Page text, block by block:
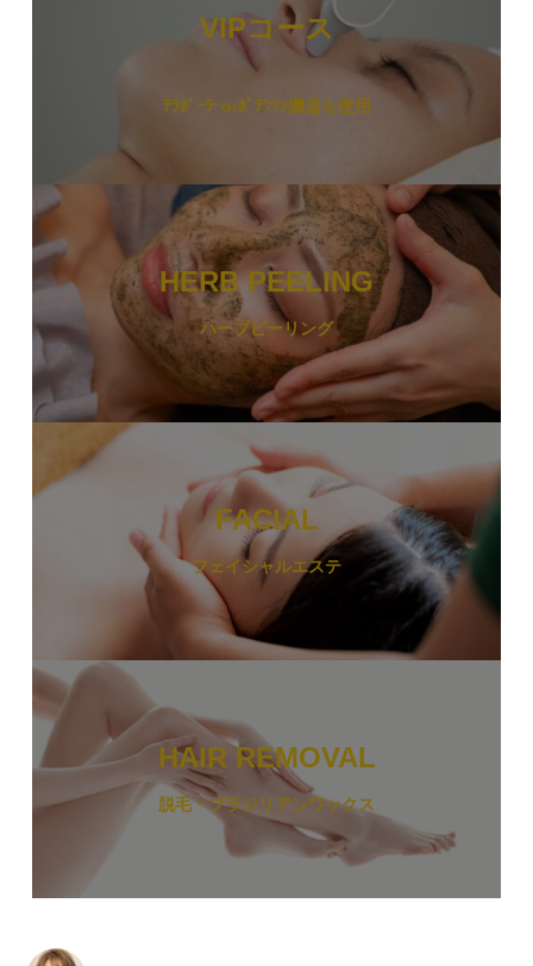
VIPコース
ﾃﾗﾎﾞｰﾗｰorﾎﾟﾃﾝﾂｧ機器を使用
HERB PEELING
ハーブピーリング
FACIAL
フェイシャルエステ
HAIR REMOVAL
脱毛・ブラジリアンワックス